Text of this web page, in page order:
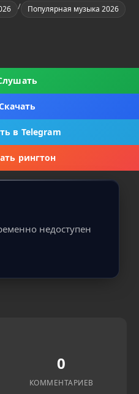
/ Популярная музыка 2026
в Telegram
рингтон
недоступен
0
КОММЕНТАРИЕВ